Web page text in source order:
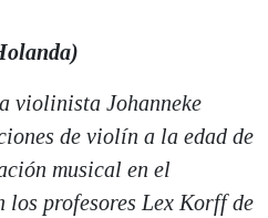
violinista Johanneke
de violín a la edad de
musical en el
los profesores Lex Korff de